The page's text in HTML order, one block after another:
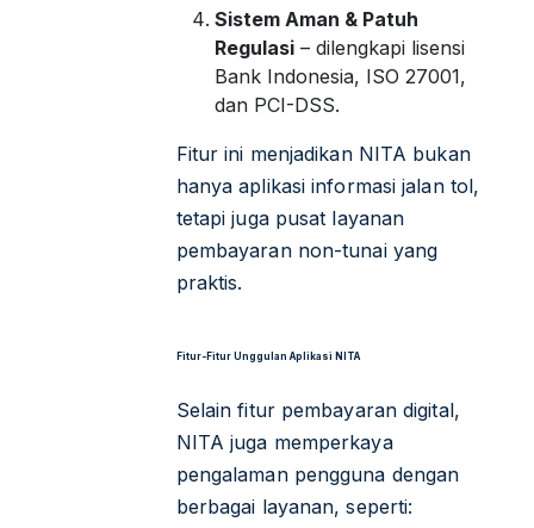
Sistem Aman & Patuh
Regulasi– dilengkapi lisensi
Bank Indonesia, ISO 27001,
dan PCI-DSS.
Fitur ini menjadikan NITA bukan
hanya aplikasi informasi jalan tol,
tetapi juga pusat layanan
pembayaran non-tunai yang
praktis.
Fitur-Fitur Unggulan Aplikasi NITA
Selain fitur pembayaran digital,
NITA juga memperkaya
pengalaman pengguna dengan
berbagai layanan, seperti: